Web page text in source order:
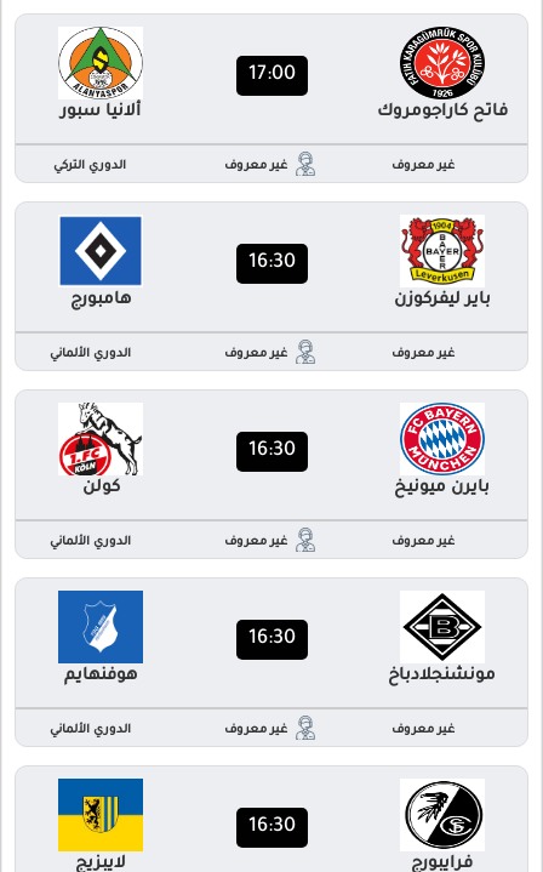
فاتح كاراجومروك
17:00
ألانيا سبور
غير معروف غير معروف الدوري التركي
باير ليفركوزن
16:30
هامبورج
غير معروف غير معروف الدوري الألماني
بايرن ميونيخ
16:30
كولن
غير معروف غير معروف الدوري الألماني
مونشنجلادباخ
16:30
هوفنهايم
غير معروف غير معروف الدوري الألماني
فرايبورج
16:30
لايبزيج